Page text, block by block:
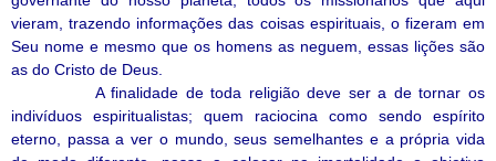
vieram, trazendo informações das coisas espirituais, o fizeram em
Seu nome e mesmo que os homens as neguem, essas lições são
as do Cristo de Deus.
A finalidade de toda religião deve ser a de tornar os
indivíduos espiritualistas; quem raciocina como sendo espírito
eterno, passa a ver o mundo, seus semelhantes e a própria vida